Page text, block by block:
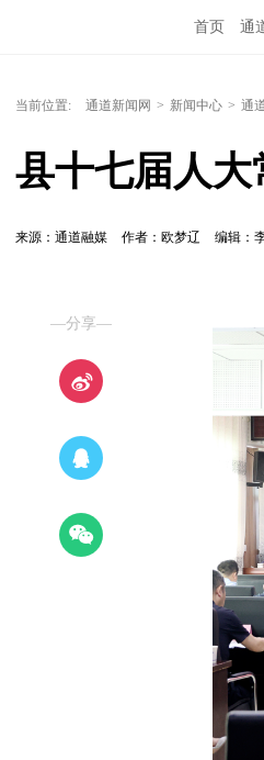
首页 通
当前位置: 通道新闻网 > 新闻中心 > 通
县十七届人
来源：通道融媒 作者：欧梦辽 编辑：
—分享—